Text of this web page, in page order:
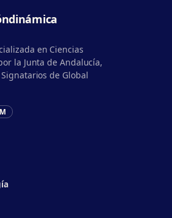
dinámica
en Ciencias
la Junta de Andalucía,
de Global